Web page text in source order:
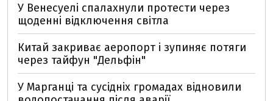
У Венесуелі спалахнули протести через
щоденні відключення світла
Китай закриває аеропорт і зупиняє потяги
через тайфун "Дельфін"
У Марганці та сусідніх громадах відновили